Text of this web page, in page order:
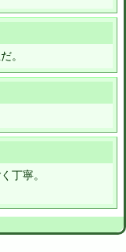
。
丁寧。